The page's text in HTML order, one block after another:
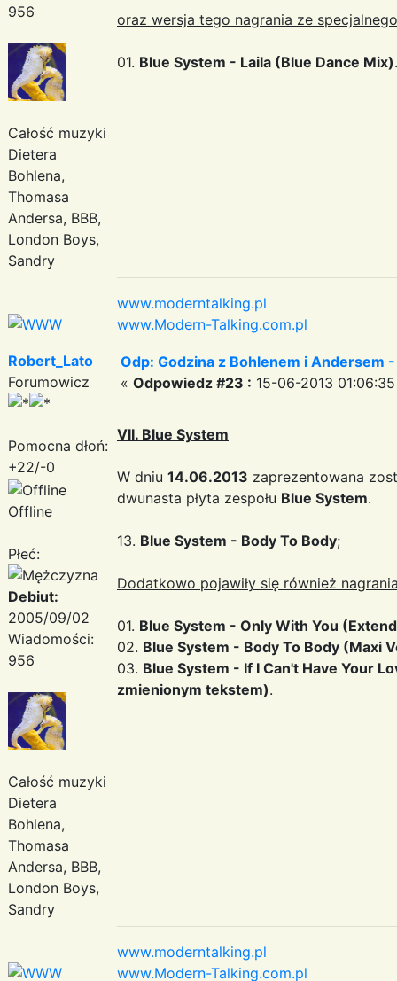
956
Całość muzyki
Dietera
Bohlena,
Thomasa
Andersa, BBB,
London Boys,
Sandry
oraz wersja tego nagrania ze
01. Blue System - Laila (Blue Dance Mix).
www.moderntalking.pl
www.Modern-Talking.com.pl
Robert_Lato
Forumowicz
Pomocna dłoń:
+22/-0
Offline
Płeć:
Debiut:
2005/09/02
Wiadomości:
956
Całość muzyki
Dietera
Bohlena,
Thomasa
Andersa, BBB,
London Boys,
Sandry
Odp: Godzina z Bohlenem i Andersem
« Odpowiedz #23 : 15-06-2013
VII. Blue System
W dniu 14.06.2013 zaprezentowana
dwunasta płyta zespołu Blue System.
13. Blue System - Body To Body;
Dodatkowo pojawiły się również
01. Blue System - Only With You
02. Blue System - Body To Body (Maxi
03. Blue System - If I Can't Have Your
zmienionym tekstem).
www.moderntalking.pl
www.Modern-Talking.com.pl